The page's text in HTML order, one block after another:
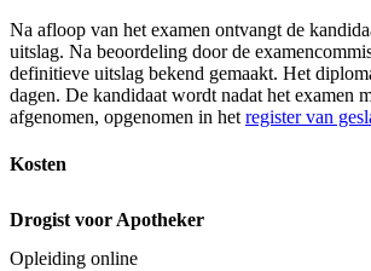
Na afloop van het examen ontvangt de
uitslag. Na beoordeling door de
definitieve uitslag bekend gemaakt. Het
dagen. De kandidaat wordt nadat het examen
afgenomen, opgenomen in het register van
Kosten
Drogist voor Apotheker
Opleiding online